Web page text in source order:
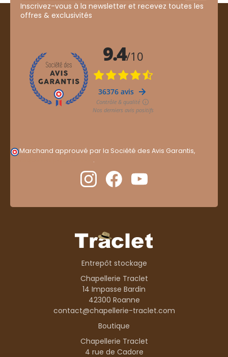
Inscrivez-vous à la newsletter et recevez toutes les
offres & exclusivités
Marchand approuvé par la Société des Avis Garantis,
.
Entrepôt stockage
Chapellerie Traclet
14 Impasse Bardin
42300 Roanne
contact@chapellerie-traclet.com
Boutique
Chapellerie Traclet
4 rue de Cadore